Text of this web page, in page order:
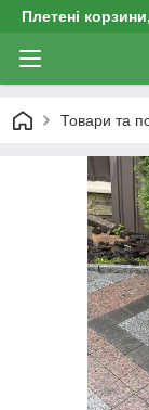
Плетені
Товари та